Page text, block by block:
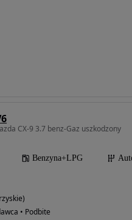
CX-9 3.7 benz-Gaz uszkodzony
Benzyna+LPG
• Podbite